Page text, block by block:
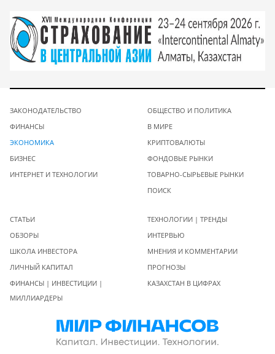
ЗАКОНОДАТЕЛЬСТВО
ФИНАНСЫ
ЭКОНОМИКА
БИЗНЕС
ИНТЕРНЕТ И ТЕХНОЛОГИИ
ОБЩЕСТВО И ПОЛИТИКА
В МИРЕ
КРИПТОВАЛЮТЫ
ФОНДОВЫЕ РЫНКИ
ТОВАРНО-СЫРЬЕВЫЕ РЫНКИ
ПОИСК
СТАТЬИ
ОБЗОРЫ
ШКОЛА ИНВЕСТОРА
ЛИЧНЫЙ КАПИТАЛ
ФИНАНСЫ | ИНВЕСТИЦИИ |
МИЛЛИАРДЕРЫ
ТЕХНОЛОГИИ | ТРЕНДЫ
ИНТЕРВЬЮ
МНЕНИЯ И КОММЕНТАРИИ
ПРОГНОЗЫ
КАЗАХСТАН В ЦИФРАХ